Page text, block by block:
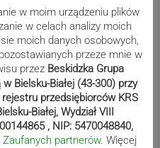
niepokonani.
| ZDJĘCIA
z MCK Żywiec!
w moim urządzeniu plików
w celach analizy moich
moich danych osobowych,
przeze mnie w
przez Beskidzka Grupa
Bielsku-Białej (43-300) przy
przedsiębiorców KRS
Białej, Wydział VIII
, NIP: 5470048840,
Zaufanych partnerów. Więcej